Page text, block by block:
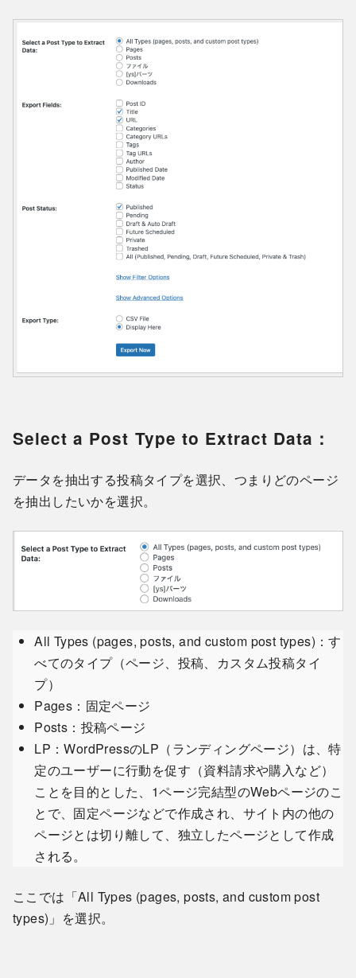
Select a Post Type to Extract Data：
データを抽出する投稿タイプを選択、つまりどのページ
を抽出したいかを選択。
All Types (pages, posts, and custom post types)：す
べてのタイプ（ページ、投稿、カスタム投稿タイ
プ）
Pages：固定ページ
Posts：投稿ページ
LP：WordPressのLP（ランディングページ）は、特
定のユーザーに行動を促す（資料請求や購入など）
ことを目的とした、1ページ完結型のWebページのこ
とで、固定ページなどで作成され、サイト内の他の
ページとは切り離して、独立したページとして作成
される。
ここでは「All Types (pages, posts, and custom post
types)」を選択。